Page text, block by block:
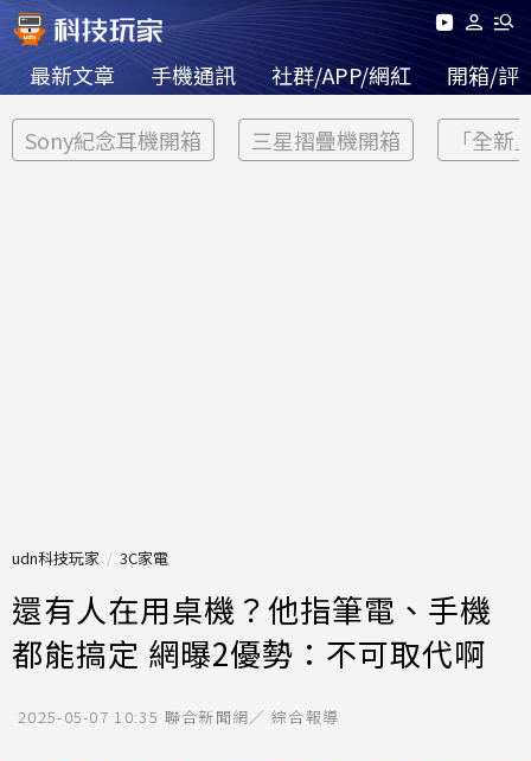
最新文章 手機通訊 社群/APP/網紅 開箱/評
Sony紀念耳機開箱 三星摺疊機開箱 「全新
udn科技玩家 3C家電
還有人在用桌機？他指筆電、手機
都能搞定 網曝2優勢：不可取代啊
2025-05-07 10:35 聯合新聞網／ 綜合報導